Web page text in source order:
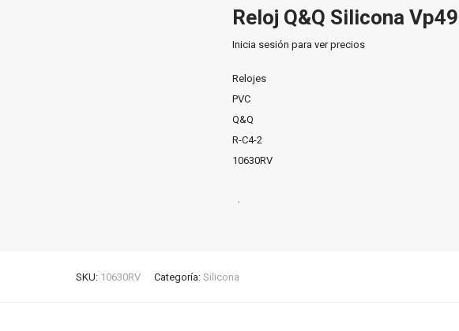
Reloj Q&Q Silicona
Inicia sesión para ver precios
Relojes
PVC
Q&Q
R-C4-2
10630RV
SKU: 10630RV Categoría: Silicona